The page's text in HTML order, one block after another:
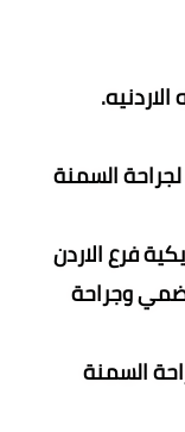
السمنة
فرع الاردن
وجراحة
السمنة